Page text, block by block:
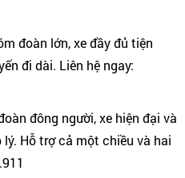
đoàn lớn, xe đầy đủ tiện
đi dài. Liên hệ ngay:
đông người, xe hiện đại và
Hỗ trợ cả một chiều và hai